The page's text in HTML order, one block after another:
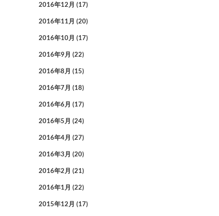
2016年12月 (17)
2016年11月 (20)
2016年10月 (17)
2016年9月 (22)
2016年8月 (15)
2016年7月 (18)
2016年6月 (17)
2016年5月 (24)
2016年4月 (27)
2016年3月 (20)
2016年2月 (21)
2016年1月 (22)
2015年12月 (17)